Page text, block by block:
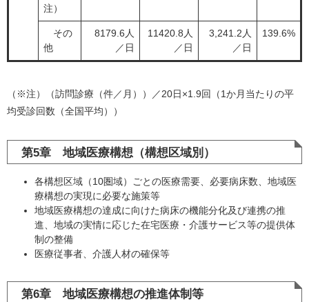
注）
その
他
8179.6人
／日
11420.8人
／日
3,241.2人
／日
139.6%
（※注）（訪問診療（件／月））／20日×1.9回（1か月当たりの平
均受診回数（全国平均））
第5章 地域医療構想（構想区域別）
各構想区域（10圏域）ごとの医療需要、必要病床数、地域医
療構想の実現に必要な施策等
地域医療構想の達成に向けた病床の機能分化及び連携の推
進、地域の実情に応じた在宅医療・介護サービス等の提供体
制の整備
医療従事者、介護人材の確保等
第6章 地域医療構想の推進体制等